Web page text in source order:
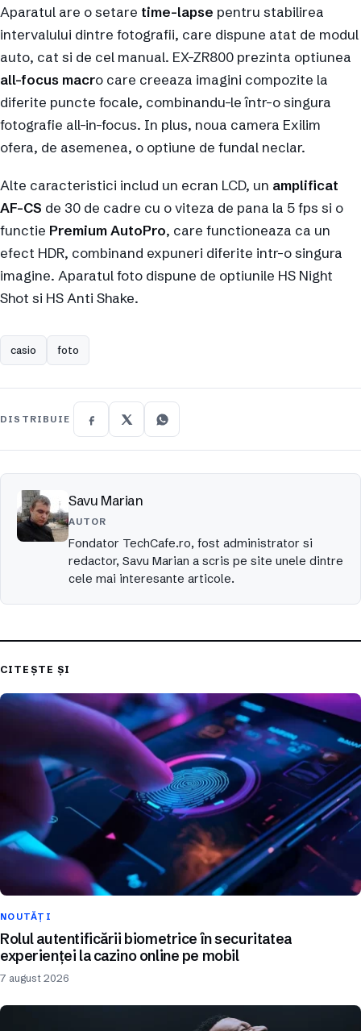
Aparatul are o setare time-lapse pentru stabilirea
intervalului dintre fotografii, care dispune atat de modul
auto, cat si de cel manual. EX-ZR800 prezinta optiunea
all-focus macro care creeaza imagini compozite la
diferite puncte focale, combinandu-le într-o singura
fotografie all-in-focus. In plus, noua camera Exilim
ofera, de asemenea, o optiune de fundal neclar.
Alte caracteristici includ un ecran LCD, un amplificat
AF-CS de 30 de cadre cu o viteza de pana la 5 fps si o
functie Premium AutoPro, care functioneaza ca un
efect HDR, combinand expuneri diferite intr-o singura
imagine. Aparatul foto dispune de optiunile HS Night
Shot si HS Anti Shake.
casio foto
DISTRIBUIE
Savu Marian
AUTOR
Fondator TechCafe.ro, fost administrator si
redactor, Savu Marian a scris pe site unele dintre
cele mai interesante articole.
CITEȘTE ȘI
NOUTĂȚI
Rolul autentificării biometrice în securitatea
experienței la cazino online pe mobil
7 august 2026